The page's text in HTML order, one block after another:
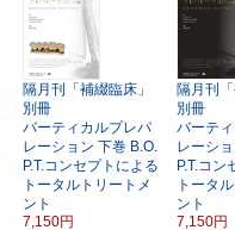
隔月刊「補綴臨床」
別冊
バーティカルプレパ
レーション 下巻 B.O.
P.T.コンセプトによる
トータルトリートメ
ント
7,150円
隔月刊
別冊
バーテ
レーシ
P.T.コン
トータ
ント
7,150円